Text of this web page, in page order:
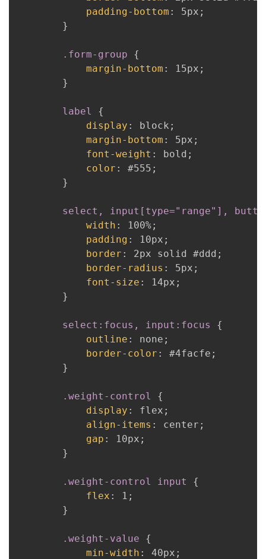
padding-bottom : 5px ;
}
.form-group
{
margin-bottom : 15px ;
}
label
{
display : block ;
margin-bottom : 5px ;
font-weight : bold ;
color : #555 ;
}
select, input[type="range"],
width : 100%;
padding : 10px ;
border : 2px solid #ddd ;
border-radius : 5px ;
font-size : 14px ;
}
select:focus, input:focus
{
outline : none ;
border-color : #4facfe ;
}
.weight-control
{
display : flex ;
align-items : center ;
gap : 10px ;
}
.weight-control input
{
flex : 1 ;
}
.weight-value
{
min-width : 40px ;